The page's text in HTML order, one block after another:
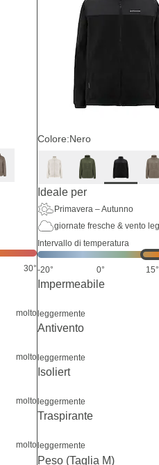
30°
molto
molto
molto
molto
Colore:Nero
Ideale per
Primavera – Autunno
giornate fresche & vento
Intervallo di temperatura
-20° 0° 15°
Impermeabile
leggermente
Antivento
leggermente
Isoliert
leggermente
Traspirante
leggermente
Peso (Taglia M)